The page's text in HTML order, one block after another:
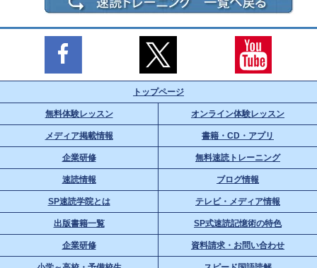
トップページ
無料体験レッスン オンライン体験レッスン
メディア掲載情報 書籍・CD・アプリ
企業研修 無料速読トレーニング
速読情報 ブログ情報
SP速読学院とは テレビ・メディア情報
出版書籍一覧 SP式速読記憶術の特色
企業研修 資料請求・お問い合わせ